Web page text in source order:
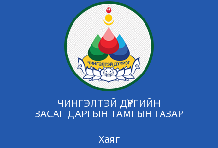
ЧИНГЭЛТЭЙ ДҮҮРГИЙН
ЗАСАГ ДАРГЫН ТАМГЫН ГАЗАР
Хаяг